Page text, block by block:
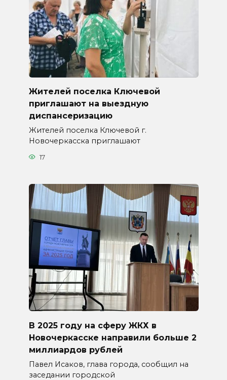
Жителей поселка Ключевой
приглашают на выездную
диспансеризацию
Жителей поселка Ключевой г.
Новочеркасска приглашают
17
В 2025 году на сферу ЖКХ в
Новочеркасске направили больше 2
миллиардов рублей
Павел Исаков, глава города, сообщил на
заседании городской